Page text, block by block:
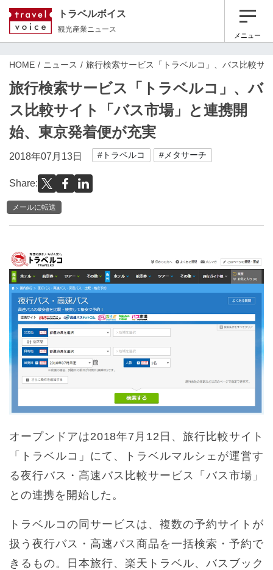
トラベルボイス
観光産業ニュース
メニュー
HOME ニュース 旅行検索サービス「トラベルコ」、バス比較サ
旅行検索サービス「トラベルコ」、バ
ス比較サイト「バス市場」と連携開
始、東京発着便が充実
2018年07月13日 #トラベルコ #メタサーチ
Share:
メールに転送
オープンドアは2018年7月12日、旅行比較サイト
「トラベルコ」にて、トラベルマルシェが運営す
る夜行バス・高速バス比較サービス「バス市場」
との連携を開始した。
トラベルコの同サービスは、複数の予約サイトが
扱う夜行バス・高速バス商品を一括検索・予約で
きるもの。日本旅行、楽天トラベル、バスブック